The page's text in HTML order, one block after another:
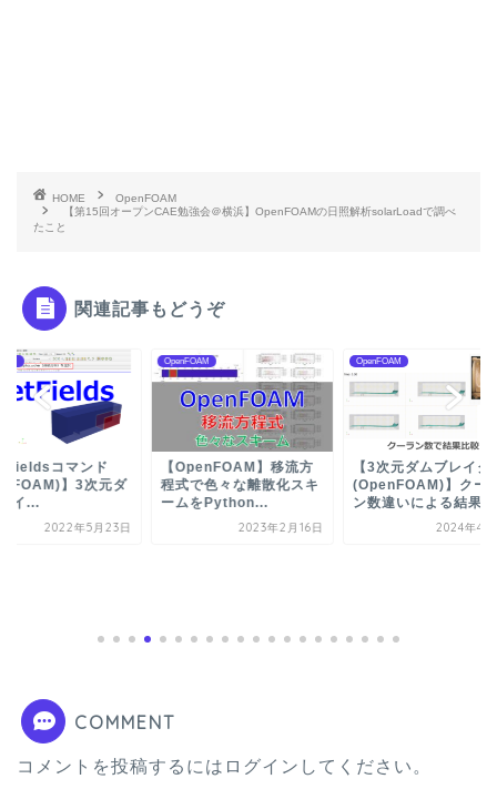
HOME
OpenFOAM
【第15回オープンCAE勉強会＠横浜】OpenFOAMの日照解析solarLoadで調べ
たこと
関連記事もどうぞ
】移流方
で色々な離散化スキ
をPython...
2023年2月16日
OpenFOAM
【3次元ダムブレイク
(OpenFOAM)】クーラ
ン数違いによる結果...
2024年4月2日
勉強会資料
COMMENT
コメントを投稿するには ログイン してください。